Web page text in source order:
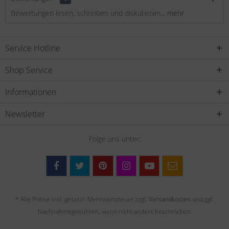
Bewertungen lesen, schreiben und diskutieren... mehr
Service Hotline
Shop Service
Informationen
Newsletter
Folge uns unter:
* Alle Preise inkl. gesetzl. Mehrwertsteuer zzgl. Versandkosten und ggf.
Nachnahmegebühren, wenn nicht anders beschrieben.